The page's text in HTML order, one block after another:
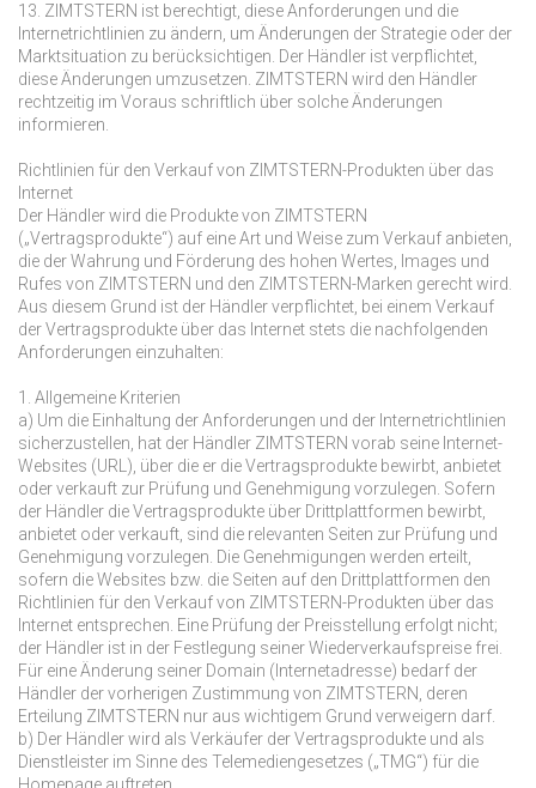
13. ZIMTSTERN ist berechtigt, diese Anforderungen und die
Internetrichtlinien zu ändern, um Änderungen der Strategie oder der
Marktsituation zu berücksichtigen. Der Händler ist verpflichtet,
diese Änderungen umzusetzen. ZIMTSTERN wird den Händler
rechtzeitig im Voraus schriftlich über solche Änderungen
informieren.
Richtlinien für den Verkauf von ZIMTSTERN-Produkten über das
Internet
Der Händler wird die Produkte von ZIMTSTERN
(„Vertragsprodukte“) auf eine Art und Weise zum Verkauf anbieten,
die der Wahrung und Förderung des hohen Wertes, Images und
Rufes von ZIMTSTERN und den ZIMTSTERN-Marken gerecht wird.
Aus diesem Grund ist der Händler verpflichtet, bei einem Verkauf
der Vertragsprodukte über das Internet stets die nachfolgenden
Anforderungen einzuhalten:
1. Allgemeine Kriterien
a) Um die Einhaltung der Anforderungen und der Internetrichtlinien
sicherzustellen, hat der Händler ZIMTSTERN vorab seine Internet-
Websites (URL), über die er die Vertragsprodukte bewirbt, anbietet
oder verkauft zur Prüfung und Genehmigung vorzulegen. Sofern
der Händler die Vertragsprodukte über Drittplattformen bewirbt,
anbietet oder verkauft, sind die relevanten Seiten zur Prüfung und
Genehmigung vorzulegen. Die Genehmigungen werden erteilt,
sofern die Websites bzw. die Seiten auf den Drittplattformen den
Richtlinien für den Verkauf von ZIMTSTERN-Produkten über das
Internet entsprechen. Eine Prüfung der Preisstellung erfolgt nicht;
der Händler ist in der Festlegung seiner Wiederverkaufspreise frei.
Für eine Änderung seiner Domain (Internetadresse) bedarf der
Händler der vorherigen Zustimmung von ZIMTSTERN, deren
Erteilung ZIMTSTERN nur aus wichtigem Grund verweigern darf.
b) Der Händler wird als Verkäufer der Vertragsprodukte und als
Dienstleister im Sinne des Telemediengesetzes („TMG“) für die